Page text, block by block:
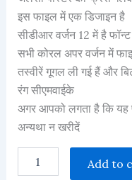
इस फाइल में एक डिजाइन है
सीडीआर वर्जन 12 में है
सभी कोरल अपर वर्जन में
तस्वीरें गूगल ली गई हैं और
रंग सीएमवाईके
अगर आपको लगता है कि यह
अन्यथा न खरीदें
poster
Add to